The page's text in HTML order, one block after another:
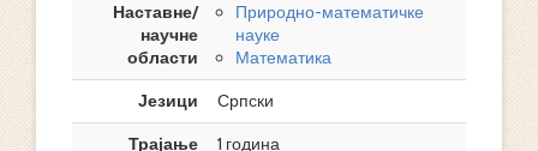
Наставне/
научне
области
Природно-математичке
науке
Математика
Језици
Српски
Трајање
1 година